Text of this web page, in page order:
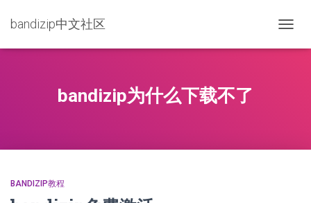
bandizip中文社区
bandizip为什么下载不了
BANDIZIP教程